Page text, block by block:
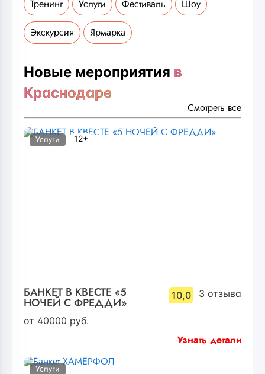
Тренинг Услуги Фестиваль Шоу
Экскурсия Ярмарка
Новые мероприятия в
Краснодаре
Смотреть все
БАНКЕТ В КВЕСТЕ «5
НОЧЕЙ С ФРЕДДИ»
10,0 3 отзыва
от 40000 руб.
Услуги 12+
Узнать детали
Услуги